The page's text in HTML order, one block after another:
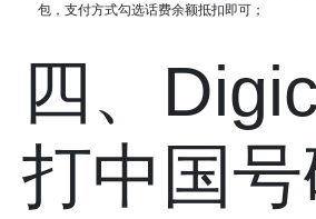
包，支付方式勾选话费余额抵扣即可；
四、
打中国